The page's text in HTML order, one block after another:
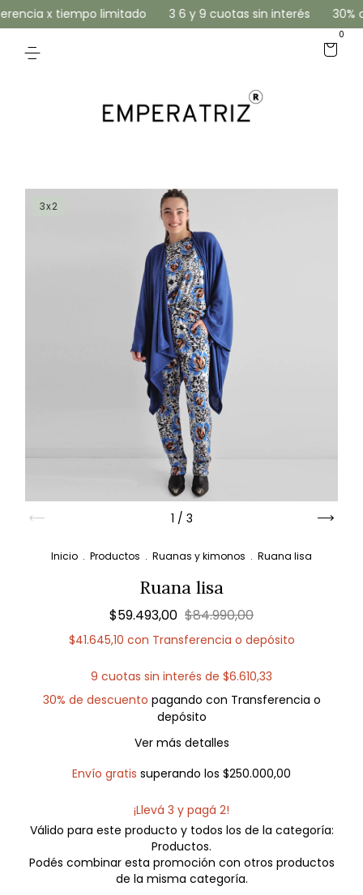
x tiempo limitado 3 6 y 9 cuotas sin interés 30%
0
3x2
1 / 3
Inicio . Productos . Ruanas y kimonos . Ruana lisa
Ruana lisa
$59.493,00 $84.990,00
$41.645,10 con Transferencia o depósito
9 cuotas sin interés de $6.610,33
30% de descuento pagando con Transferencia o
depósito
Ver más detalles
Envío gratis superando los $250.000,00
¡Llevá 3 y pagá 2!
Válido para este producto y todos los de la categoría:
Productos.
Podés combinar esta promoción con otros productos
de la misma categoría.